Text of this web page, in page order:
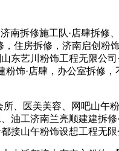
拆修施工队·店肆拆修
住房拆修，济南启创粉
东艺川粉饰工程无限公
饰·店肆，办公室拆修
医美美容、网吧山午
工济南兰亮顺建建拆
接山午粉饰设想工程无限